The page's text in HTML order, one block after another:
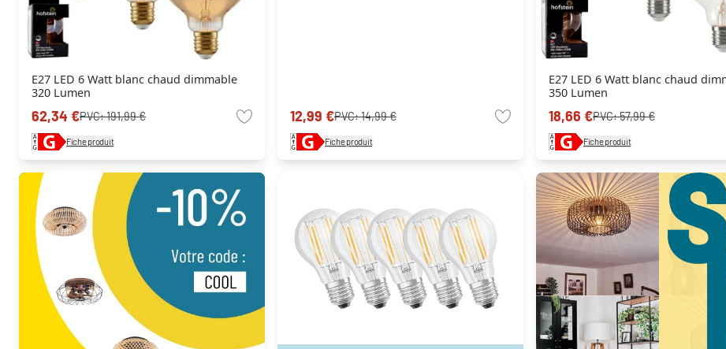
E27 LED 6 Watt blanc chaud dimmable
320 Lumen
62,34 €PVC:191,99 €
Fiche produit
12,99 €PVC:14,99 €
Fiche produit
E27 LED 6 Watt blanc chaud
350 Lumen
18,66 €PVC:57,99 €
Fiche produit